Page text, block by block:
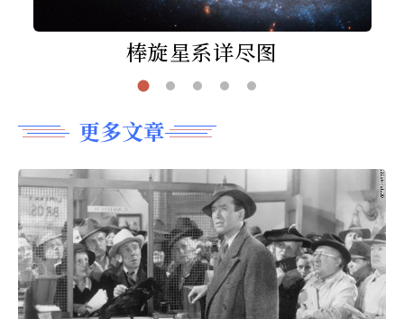
棒旋星系详尽图
更多文章